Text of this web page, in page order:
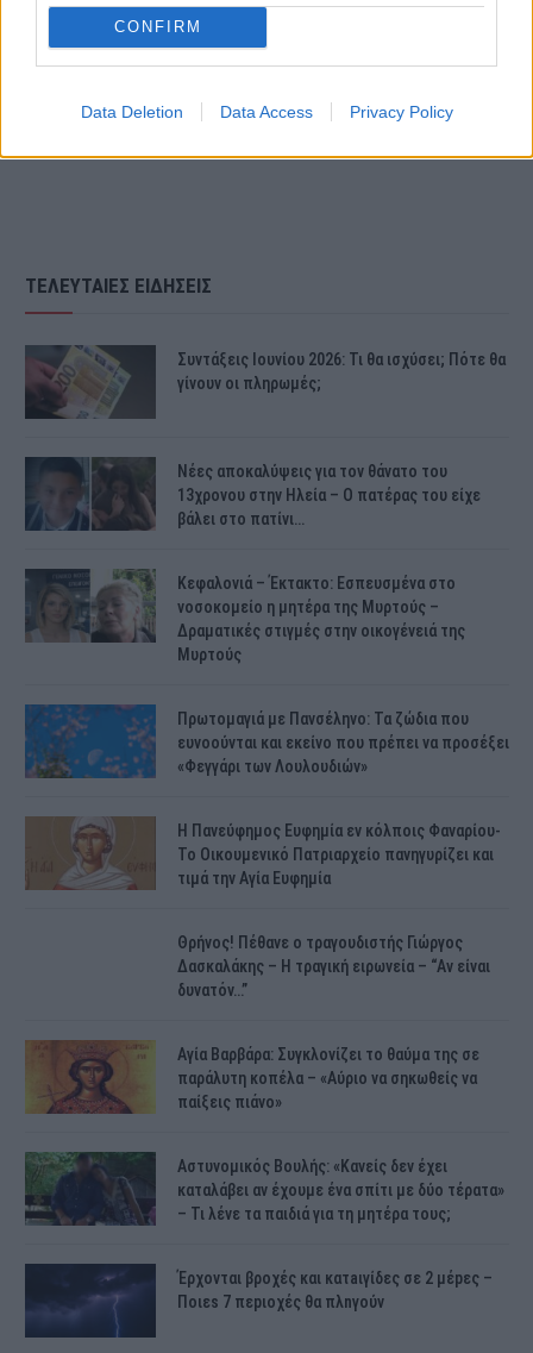
CONFIRM
Data Deletion Data Access Privacy Policy
(@constantinabekiari)
ΤΕΛΕΥΤΑΙΕΣ ΕΙΔΗΣΕΙΣ
Συντάξεις Ιουνίου 2026: Τι θα ισχύσει; Πότε θα
γίνουν οι πληρωμές;
Νέες αποκαλύψεις για τον θάνατο του
13χρονου στην Ηλεία – Ο πατέρας του είχε
βάλει στο πατίνι…
Κεφαλονιά – Έκτακτο: Εσπευσμένα στο
νοσοκομείο η μητέρα της Μυρτούς –
Δραματικές στιγμές στην οικογένειά της
Μυρτούς
Πρωτομαγιά με Πανσέληνο: Τα ζώδια που
ευνοούνται και εκείνο που πρέπει να προσέξει
«Φεγγάρι των Λουλουδιών»
H Πανεύφημος Ευφημία εν κόλποις Φαναρίου-
Το Οικουμενικό Πατριαρχείο πανηγυρίζει και
τιμά την Αγία Ευφημία
Θρήνος! Πέθανε ο τραγουδιστής Γιώργος
Δασκαλάκης – Η τραγική ειρωνεία – “Αν είναι
δυνατόν…”
Αγία Βαρβάρα: Συγκλονίζει το θαύμα της σε
παράλυτη κοπέλα – «Αύριο να σηκωθείς να
παίξεις πιάνο»
Αστυνομικός Bουλής: «Κανείς δεν έχει
καταλάβει αν έχουμε ένα σπίτι με δύο τέρατα»
– Τι λένε τα παιδιά για τη μητέρα τους;
Έρχονται βροχές και κατaιγίδες σε 2 μέpες –
Ποιεs 7 πεpιοχές θα πλnγούν